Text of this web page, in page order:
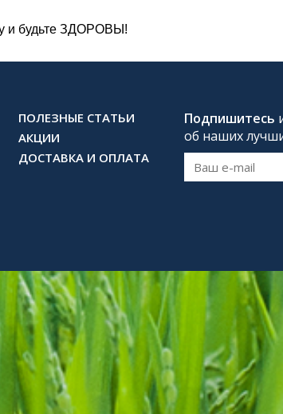
и будьте ЗДОРОВЫ!
ПОЛЕЗНЫЕ СТАТЬИ
АКЦИИ
ДОСТАВКА И ОПЛАТА
Подпишитесь
об наших